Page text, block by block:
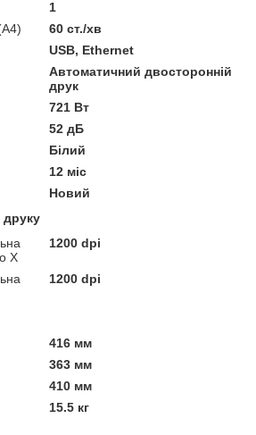
1
60 ст./хв
USB, Ethernet
Автоматичний двосторонній
друк
721 Вт
52 дБ
Білий
12 міс
Новий
друку
Х
1200 dpi
1200 dpi
416 мм
363 мм
410 мм
15.5 кг